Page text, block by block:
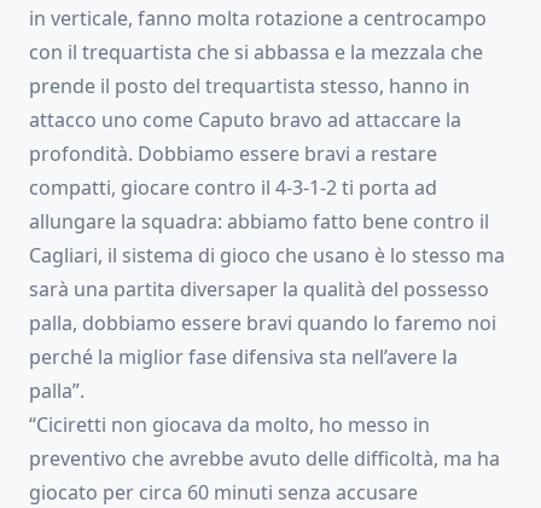
in verticale, fanno molta rotazione a centrocampo
con il trequartista che si abbassa e la mezzala che
prende il posto del trequartista stesso, hanno in
attacco uno come Caputo bravo ad attaccare la
profondità. Dobbiamo essere bravi a restare
compatti, giocare contro il 4-3-1-2 ti porta ad
allungare la squadra: abbiamo fatto bene contro il
Cagliari, il sistema di gioco che usano è lo stesso ma
sarà una partita diversaper la qualità del possesso
palla, dobbiamo essere bravi quando lo faremo noi
perché la miglior fase difensiva sta nell’avere la
palla”.
“Ciciretti non giocava da molto, ho messo in
preventivo che avrebbe avuto delle difficoltà, ma ha
giocato per circa 60 minuti senza accusare